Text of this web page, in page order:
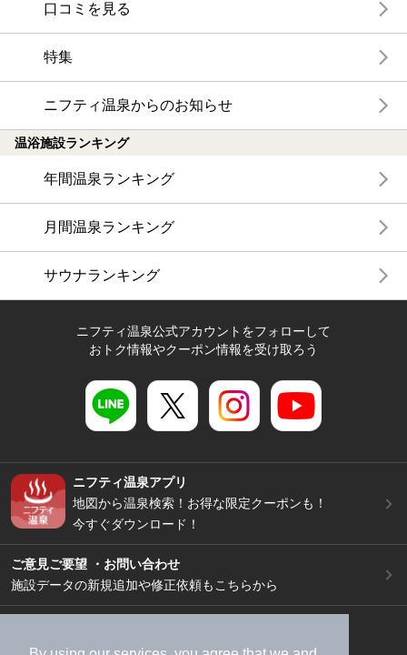
口コミを見る
特集
ニフティ温泉からのお知らせ
温浴施設ランキング
年間温泉ランキング
月間温泉ランキング
サウナランキング
ニフティ温泉公式アカウントをフォローして
おトク情報やクーポン情報を受け取ろう
ニフティ温泉アプリ
地図から温泉検索！お得な限定クーポンも！
今すぐダウンロード！
ご意見ご要望 ・お問い合わせ
施設データの新規追加や修正依頼もこちらから
加盟店募集（資料請求）
広告出稿のご案内